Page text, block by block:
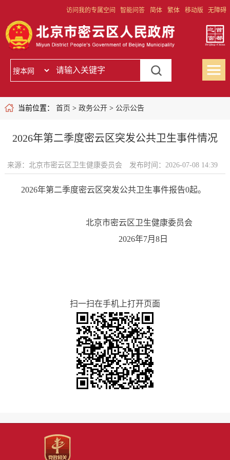
访问我的专属空间 智能问答 简体 繁体 移动版 无障碍
当前位置： 首页 > 政务公开> 公示公告
2026年第二季度密云区突发公共卫生事件情况
来源：北京市密云区卫生健康委员会 发布时间：2026-07-08 14:39
2026年第二季度密云区突发公共卫生事件报告0起。
北京市密云区卫生健康委员会
2026年7月8日
扫一扫在手机上打开页面